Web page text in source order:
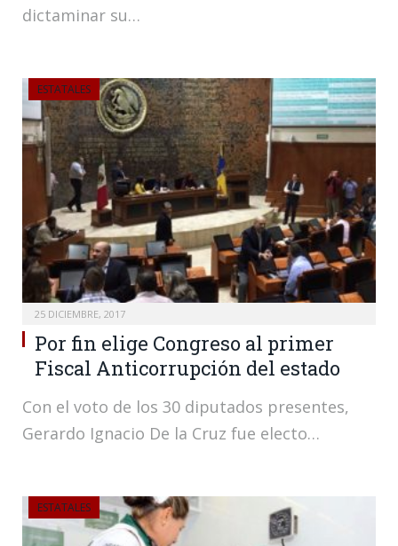
dictaminar su…
ESTATALES
25 DICIEMBRE, 2017
Por fin elige Congreso al primer
Fiscal Anticorrupción del estado
Con el voto de los 30 diputados presentes,
Gerardo Ignacio De la Cruz fue electo…
ESTATALES